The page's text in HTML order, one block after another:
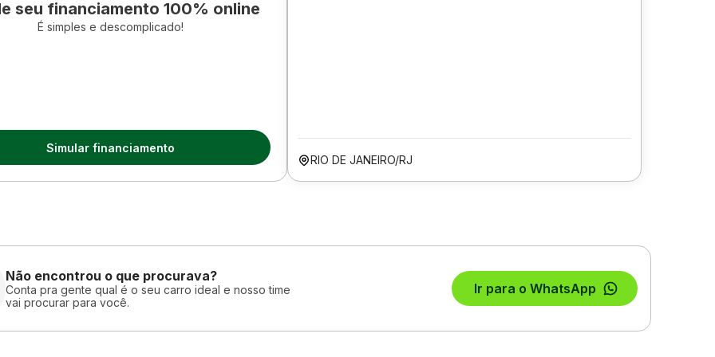
seu financiamento 100% online
É simples e descomplicado!
Simular financiamento
RIO DE JANEIRO/RJ
Não encontrou o que procurava?
Conta pra gente qual é o seu carro ideal e nosso time
vai procurar para você.
Ir para o WhatsApp